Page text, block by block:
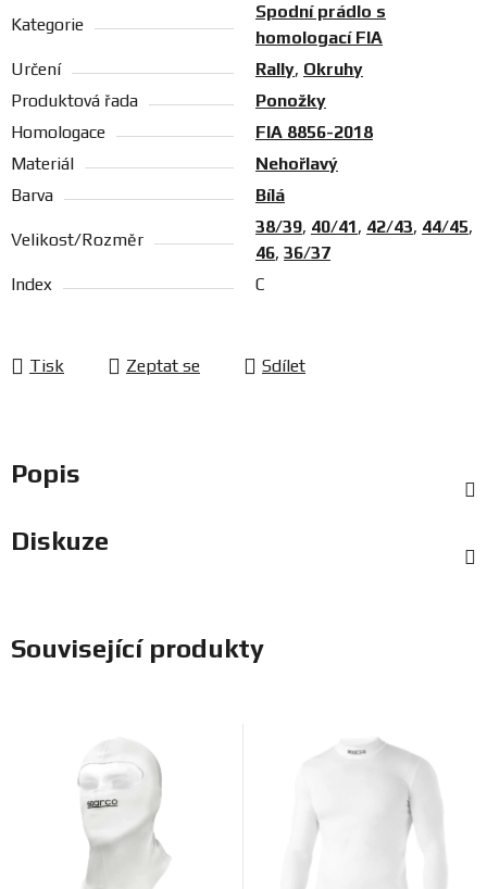
Kategorie
Spodní prádlo s
homologací FIA
Určení
Rally, Okruhy
Produktová řada
Ponožky
Homologace
FIA 8856-2018
Materiál
Nehořlavý
Barva
Bílá
Velikost/Rozměr
38/39, 40/41, 42/43, 44/45,
46, 36/37
Index
C
Tisk Zeptat se Sdílet
Popis
Diskuze
Související produkty